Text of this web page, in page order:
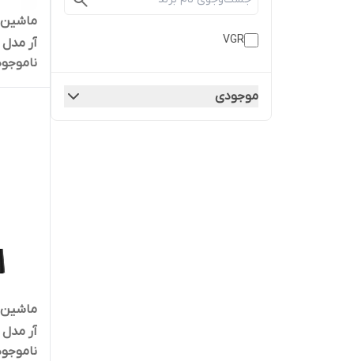
VGR
موجودی
آر مدل VGR V-290
آر مدل VGR V-001